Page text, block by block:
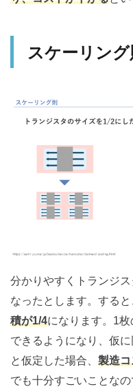
スケーリン
分かりやすくトランジ
なったとします。すると
積が1/4になります。1
できるようになり、仮
と仮定した場合、 製造
でも十分すごいことな